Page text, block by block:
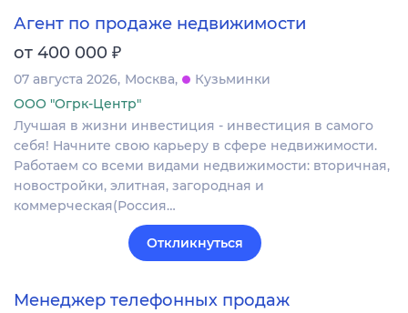
Агент по продаже недвижимости
от 400 000 ₽
07 августа 2026 Москва
Кузьминки
ООО "Огрк-Центр"
Лучшая в жизни инвестиция - инвестиция в самого
себя! Начните свою карьеру в сфере недвижимости.
Работаем со всеми видами недвижимости: вторичная,
новостройки, элитная, загородная и
коммерческая(Россия…
Откликнуться
Менеджер телефонных продаж